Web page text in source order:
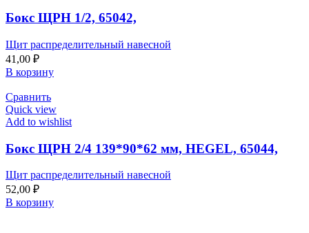
Бокс ЩРН 1/2, 65042,
Щит распределительный навесной
41,00 ₽
В корзину
Сравнить
Quick view
Add to wishlist
Бокс ЩРН 2/4 139*90*62 мм, HEGEL, 65044,
Щит распределительный навесной
52,00 ₽
В корзину